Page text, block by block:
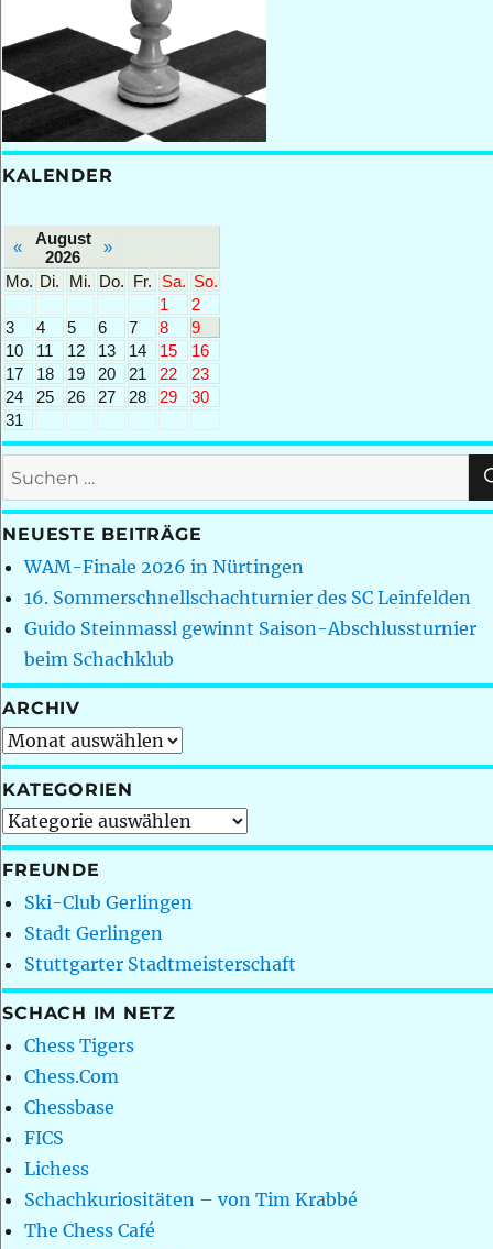
KALENDER
«
August
2026
»
Mo. Di. Mi. Do. Fr. Sa. So.
1
2
3
4 5 6 7 8
9
10
11 12 13 14 15
16
17
18 19 20 21 22
23
24
25 26 27 28 29
30
31
Suchen
nach:
NEUESTE BEITRÄGE
WAM-Finale 2026 in Nürtingen
16. Sommerschnellschachturnier des SC Leinfelden
Guido Steinmassl gewinnt Saison-Abschlussturnier
beim Schachklub
ARCHIV
Archiv
KATEGORIEN
Kategorien
FREUNDE
Ski-Club Gerlingen
Stadt Gerlingen
Stuttgarter Stadtmeisterschaft
SCHACH IM NETZ
Chess Tigers
Chess.Com
Chessbase
FICS
Lichess
Schachkuriositäten – von Tim Krabbé
The Chess Café